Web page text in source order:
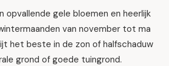
gele bloemen en heerlijk
van november tot ma
het beste in de zon of halfschaduw
grond of goede tuingrond.